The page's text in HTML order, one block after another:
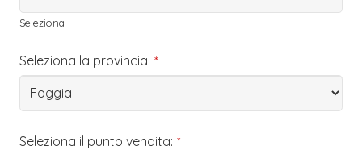
Seleziona
Seleziona la provincia: *
Seleziona il punto vendita: *